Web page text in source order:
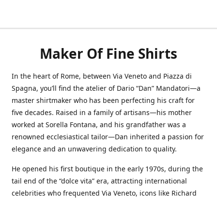
Maker Of Fine Shirts
In the heart of Rome, between Via Veneto and Piazza di
Spagna, you’ll find the atelier of Dario “Dan” Mandatori—a
master shirtmaker who has been perfecting his craft for
five decades. Raised in a family of artisans—his mother
worked at Sorella Fontana, and his grandfather was a
renowned ecclesiastical tailor—Dan inherited a passion for
elegance and an unwavering dedication to quality.
He opened his first boutique in the early 1970s, during the
tail end of the “dolce vita” era, attracting international
celebrities who frequented Via Veneto, icons like Richard